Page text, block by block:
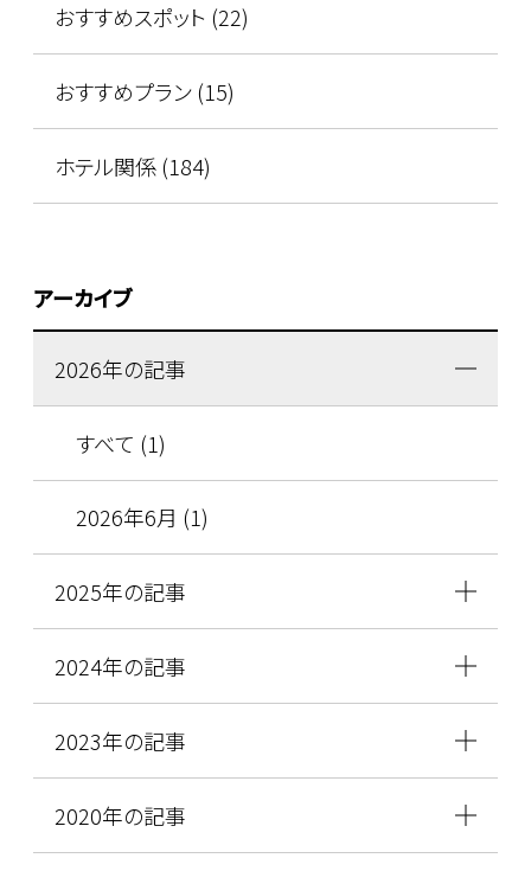
おすすめスポット (22)
おすすめプラン (15)
ホテル関係 (184)
アーカイブ
2026年の記事
すべて (1)
2026年6月 (1)
2025年の記事
2024年の記事
2023年の記事
2020年の記事